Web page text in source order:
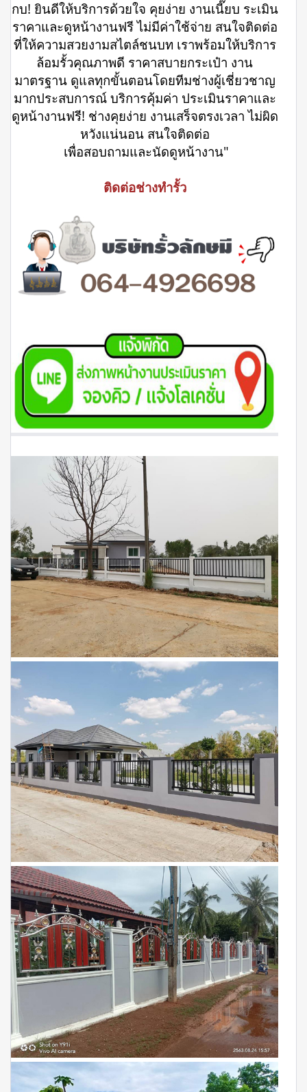
กบ! ยินดีให้บริการด้วยใจ คุยง่าย งานเนี๊ยบ ระเมิน
ราคาและดูหน้างานฟรี ไม่มีค่าใช้จ่าย สนใจติดต่อ
ที่ให้ความสวยงามสไตล์ชนบท เราพร้อมให้บริการ
ล้อมรั้วคุณภาพดี ราคาสบายกระเป๋า งาน
มาตรฐาน ดูแลทุกขั้นตอนโดยทีมช่างผู้เชี่ยวชาญ
มากประสบการณ์ บริการคุ้มค่า ประเมินราคาและ
ดูหน้างานฟรี! ช่างคุยง่าย งานเสร็จตรงเวลา ไม่ผิด
หวังแน่นอน สนใจติดต่อ
เพื่อสอบถามและนัดดูหน้างาน"
ติดต่อช่างทำรั้ว